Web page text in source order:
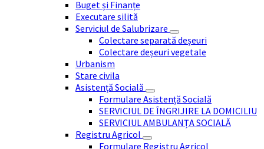
Buget și Finanțe
Executare silită
Serviciul de Salubrizare
Colectare separată deșeuri
Colectare deșeuri vegetale
Urbanism
Stare civila
Asistență Socială
Formulare Asistență Socială
SERVICIUL DE ÎNGRIJIRE LA DOMICILIU
SERVICIUL AMBULANȚA SOCIALĂ
Registru Agricol
Formulare Registru Agricol